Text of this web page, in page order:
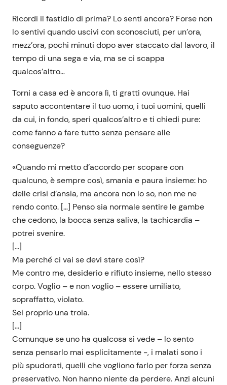
Ricordi il fastidio di prima? Lo senti ancora? Forse non
lo sentivi quando uscivi con sconosciuti, per un’ora,
mezz’ora, pochi minuti dopo aver staccato dal lavoro, il
tempo di una sega e via, ma se ci scappa
qualcos’altro…
Torni a casa ed è ancora lì, ti gratti ovunque. Hai
saputo accontentare il tuo uomo, i tuoi uomini, quelli
da cui, in fondo, speri qualcos’altro e ti chiedi pure:
come fanno a fare tutto senza pensare alle
conseguenze?
«Quando mi metto d’accordo per scopare con
qualcuno, è sempre così, smania e paura insieme: ho
delle crisi d’ansia, ma ancora non lo so, non me ne
rendo conto. […] Penso sia normale sentire le gambe
che cedono, la bocca senza saliva, la tachicardia –
potrei svenire.
[…]
Ma perché ci vai se devi stare così?
Me contro me, desiderio e rifiuto insieme, nello stesso
corpo. Voglio – e non voglio – essere umiliato,
sopraffatto, violato.
Sei proprio una troia.
[…]
Comunque se uno ha qualcosa si vede – lo sento
senza pensarlo mai esplicitamente -, i malati sono i
più spudorati, quelli che vogliono farlo per forza senza
preservativo. Non hanno niente da perdere. Anzi alcuni